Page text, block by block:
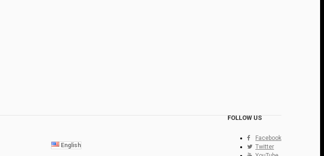
FOLLOW US
Facebook
Twitter
English